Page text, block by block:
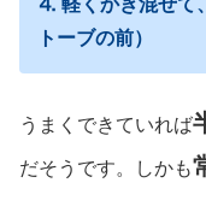
⒋ 軽くかき混ぜて、
トーブの前）
うまくできていれば
だそうです。しかも